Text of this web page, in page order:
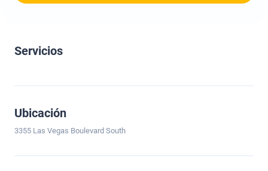
Servicios
Ubicación
3355 Las Vegas Boulevard South